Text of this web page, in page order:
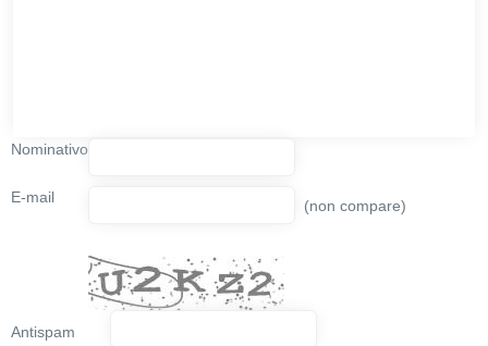
Nominativo
E-mail (non compare)
Antispam